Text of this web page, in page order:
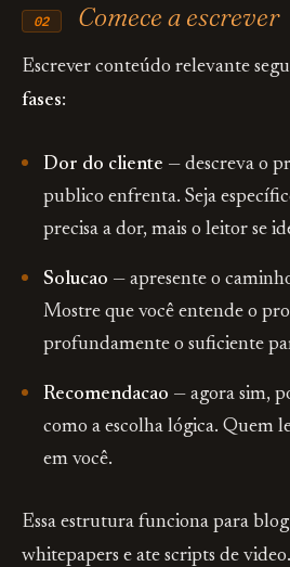
02 Comece a escrever
Escrever conteúdo relevante
fases:
Dor do cliente — descreva o
publico enfrenta. Seja
precisa a dor, mais o leitor se
Solucao — apresente o
Mostre que você entende o
profundamente o suficiente
Recomendacao — agora sim,
como a escolha lógica. Quem
em você.
Essa estrutura funciona para blog
whitepapers e ate scripts de